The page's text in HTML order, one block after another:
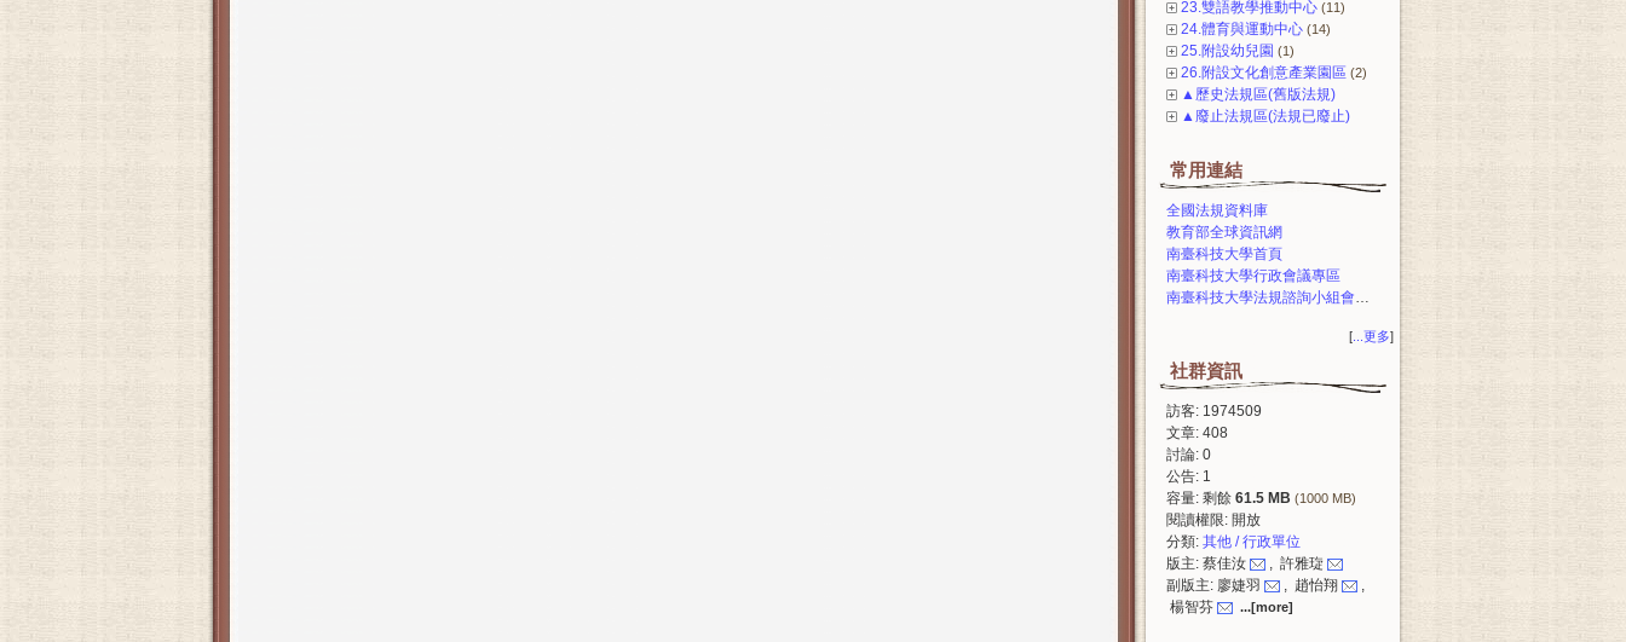
23.雙語教學推動中心 (11)
24.體育與運動中心 (14)
25.附設幼兒園 (1)
26.附設文化創意產業園區 (2)
▲歷史法規區(舊版法規)
▲廢止法規區(法規已廢止)
常用連結
全國法規資料庫
教育部全球資訊網
南臺科技大學首頁
南臺科技大學行政會議專區
南臺科技大學法規諮詢小組會議專區
[ ...更多]
社群資訊
訪客: 1974509
文章: 408
討論: 0
公告: 1
容量: 剩餘 61.5 MB (1000 MB)
閱讀權限: 開放
分類: 其他 / 行政單位
版主: 蔡佳汝
, 許雅琁
副版主: 廖婕羽
, 趙怡翔
,
楊智芬
...[more]